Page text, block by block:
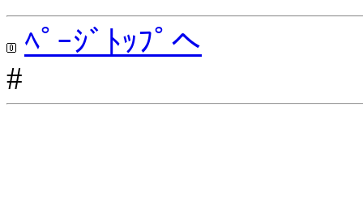
ﾍﾟｰｼﾞﾄｯﾌﾟへ
#